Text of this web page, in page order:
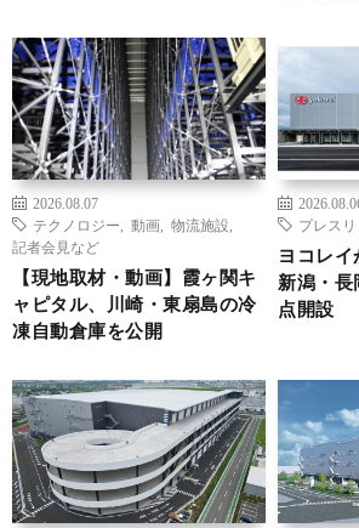
2026.08.07
テクノロジー
動画 物流施設
記者会見など
【現地取材・動画】霞ヶ関キ
ャピタル、川崎・東扇島の冷
凍自動倉庫を公開
プレス
ヨコレイ
新潟・
点開設